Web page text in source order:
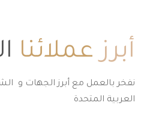
أبرز عملائنا
نفخر بالعمل مع أبرز الجهات و
العربية المتحدة